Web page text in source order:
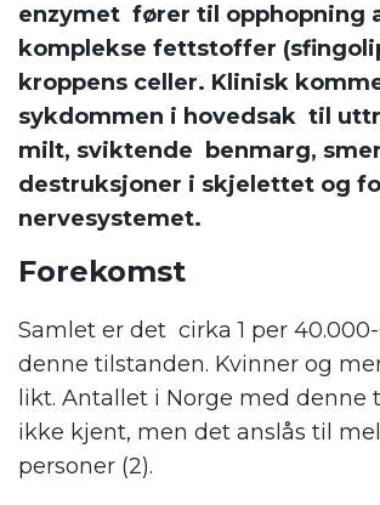
enzymet fører til opphopning
komplekse fettstoffer
kroppens celler. Klinisk
sykdommen i hovedsak til
milt, sviktende benmarg,
destruksjoner i skjelettet og
nervesystemet.
Forekomst
Samlet er det cirka 1 per
denne tilstanden. Kvinner og
likt. Antallet i Norge med denne
ikke kjent, men det anslås til
personer (2).